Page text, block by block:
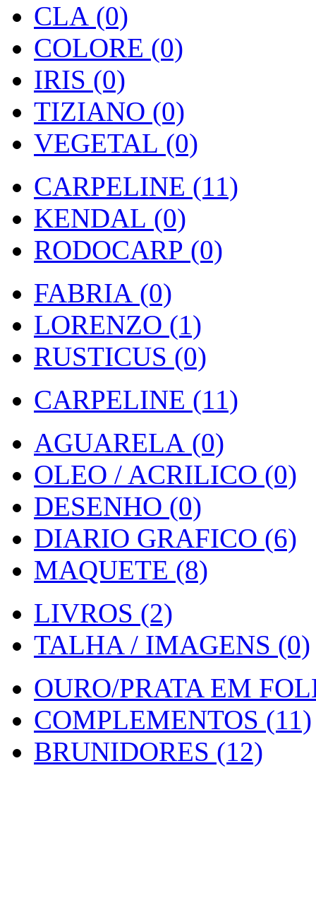
CLA (0)
COLORE (0)
IRIS (0)
TIZIANO (0)
VEGETAL (0)
CARPELINE (11)
KENDAL (0)
RODOCARP (0)
FABRIA (0)
LORENZO (1)
RUSTICUS (0)
CARPELINE (11)
AGUARELA (0)
OLEO / ACRILICO (0)
DESENHO (0)
DIARIO GRAFICO (6)
MAQUETE (8)
LIVROS (2)
TALHA / IMAGENS (0)
OURO/PRATA EM
COMPLEMENTOS (11)
BRUNIDORES (12)